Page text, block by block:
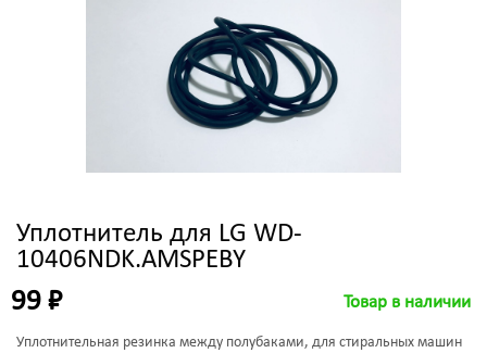
Уплотнитель для LG WD-
10406NDK.AMSPEBY
99 ₽ Товар в наличии
Уплотнительная резинка между полубаками, для стиральных машин